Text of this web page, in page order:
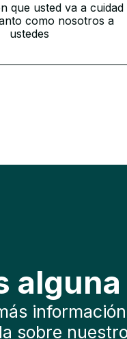
que usted va a cuidad
como nosotros a
ustedes
sobre